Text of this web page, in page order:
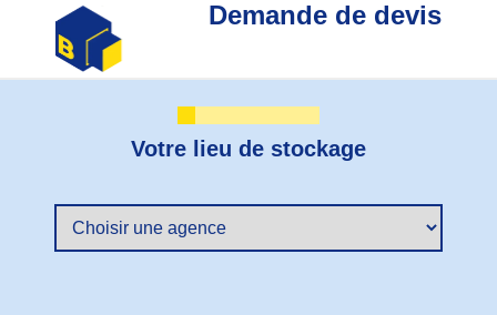
Demande de devis
Votre lieu de stockage